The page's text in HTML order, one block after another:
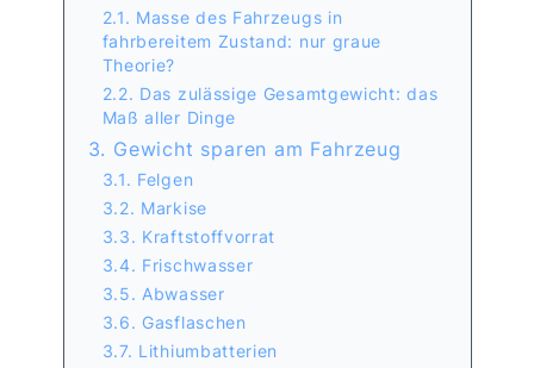
2.1. Masse des Fahrzeugs in
fahrbereitem Zustand: nur graue
Theorie?
2.2. Das zulässige Gesamtgewicht: das
Maß aller Dinge
3. Gewicht sparen am Fahrzeug
3.1. Felgen
3.2. Markise
3.3. Kraftstoffvorrat
3.4. Frischwasser
3.5. Abwasser
3.6. Gasflaschen
3.7. Lithiumbatterien